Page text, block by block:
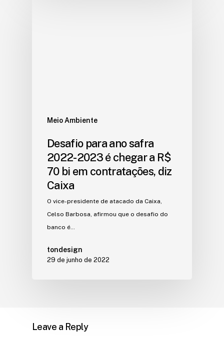
Meio Ambiente
Desafio para ano safra
2022-2023 é chegar a R$
70 bi em contratações, diz
Caixa
O vice-presidente de atacado da Caixa,
Celso Barbosa, afirmou que o desafio do
banco é…
tondesign
29 de junho de 2022
Leave a Reply